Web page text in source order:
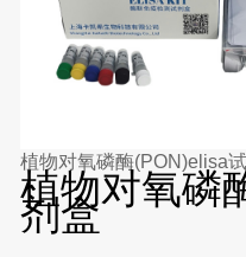
植物对氧磷酶(PON)elisa
植物对氧磷
剂盒